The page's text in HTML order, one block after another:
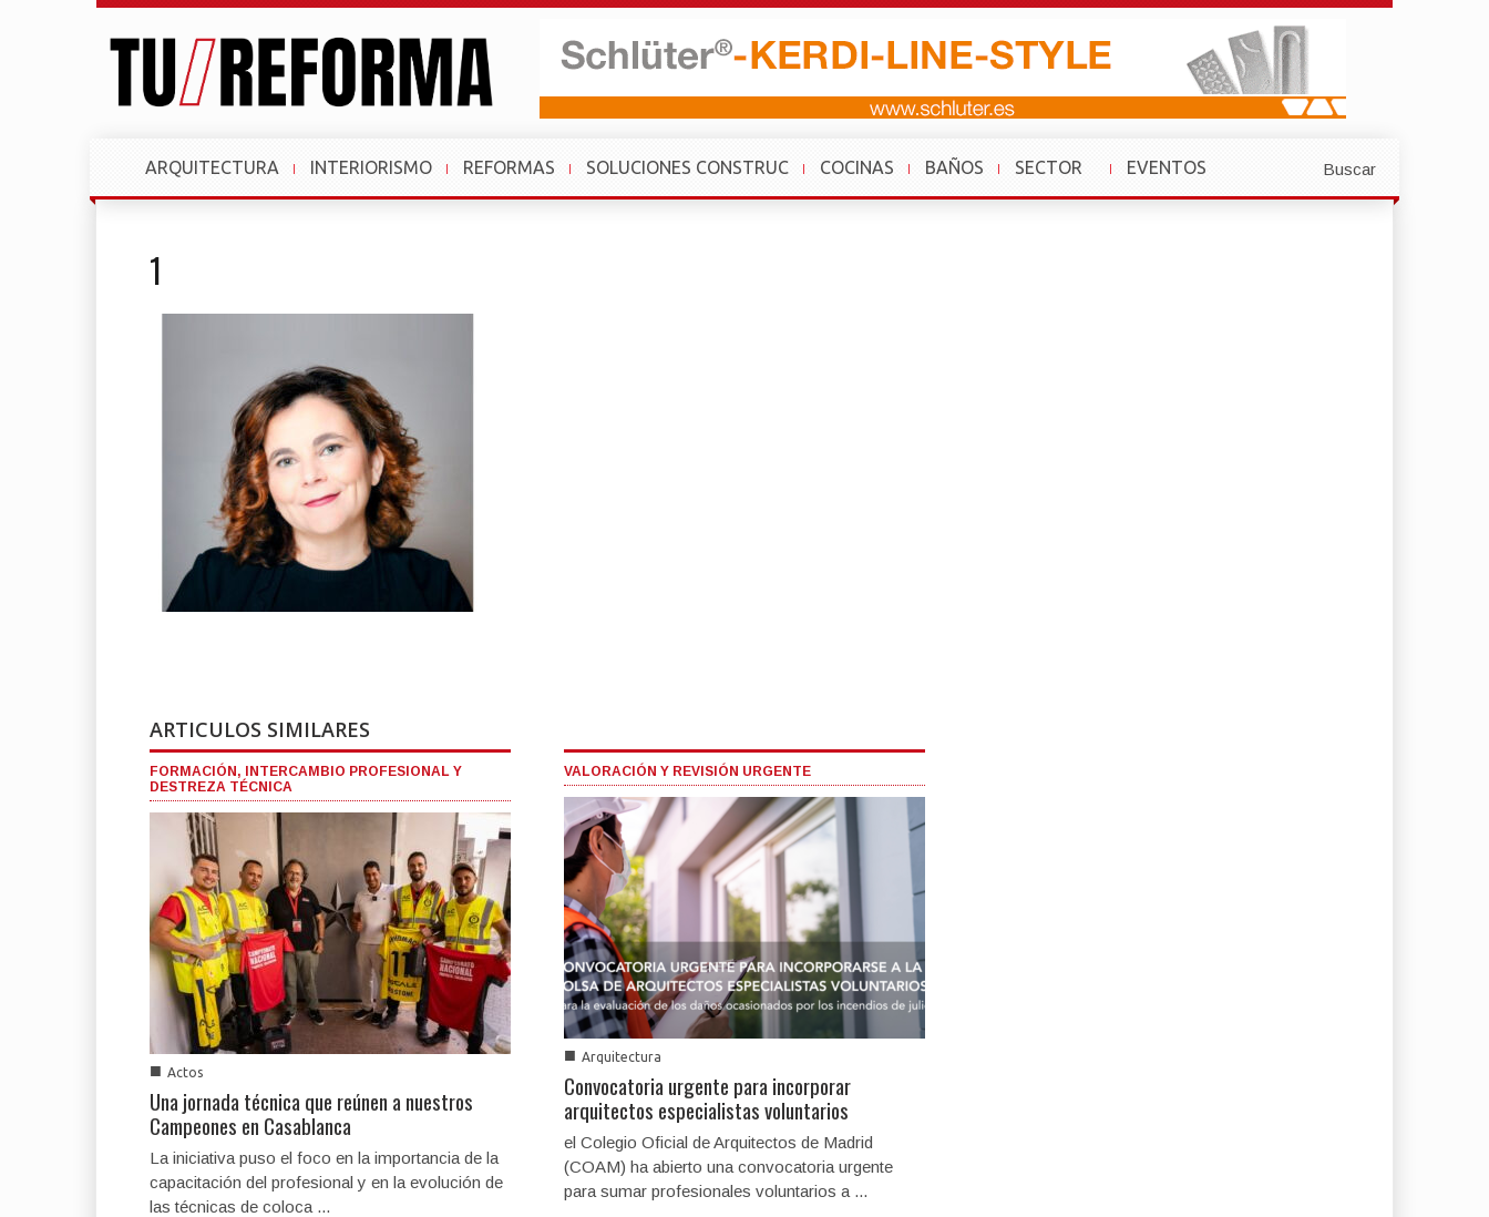
ARQUITECTURA INTERIORISMO REFORMAS SOLUCIONES CONSTRUC COCINAS BAÑOS
SECTOR
»
EVENTOS
»
Buscar
1
ARTICULOS SIMILARES
FORMACIÓN, INTERCAMBIO PROFESIONAL Y
DESTREZA TÉCNICA
■ Actos
Una jornada técnica que reúnen a nuestros
Campeones en Casablanca
La iniciativa puso el foco en la importancia de la
capacitación del profesional y en la evolución de
las técnicas de coloca ...
VALORACIÓN Y REVISIÓN URGENTE
■ Arquitectura
Convocatoria urgente para incorporar
arquitectos especialistas voluntarios
el Colegio Oficial de Arquitectos de Madrid
(COAM) ha abierto una convocatoria urgente
para sumar profesionales voluntarios a ...